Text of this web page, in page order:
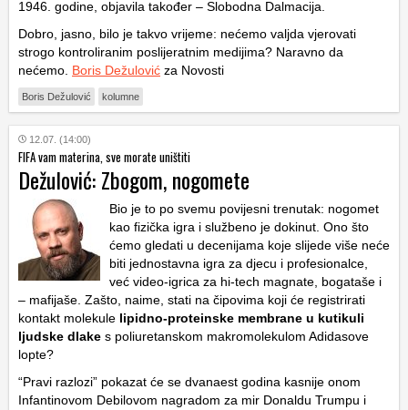
1946. godine, objavila također – Slobodna Dalmacija.
Dobro, jasno, bilo je takvo vrijeme: nećemo valjda vjerovati
strogo kontroliranim poslijeratnim medijima? Naravno da
nećemo. Boris Dežulović za Novosti
Boris Dežulović kolumne
12.07. (14:00)
FIFA vam materina, sve morate uništiti
Dežulović: Zbogom, nogomete
Bio je to po svemu povijesni trenutak: nogomet
kao fizička igra i službeno je dokinut. Ono što
ćemo gledati u decenijama koje slijede više neće
biti jednostavna igra za djecu i profesionalce,
već video-igrica za hi-tech magnate, bogataše i
– mafijaše. Zašto, naime, stati na čipovima koji će registrirati
kontakt molekule lipidno-proteinske membrane u kutikuli
ljudske dlake s poliuretanskom makromolekulom Adidasove
lopte?
“Pravi razlozi” pokazat će se dvanaest godina kasnije onom
Infantinovom Debilovom nagradom za mir Donaldu Trumpu i